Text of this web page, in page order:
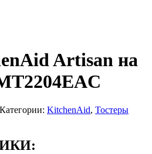
Artisan на
Категории: KitchenAid, Тостеры